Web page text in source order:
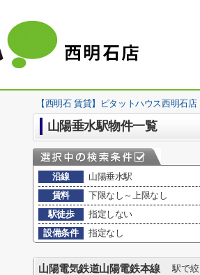
【西明石 賃貸】ピタットハウス西明石店
山陽垂水駅物件一覧
沿線
山陽垂水駅
賃料
下限なし～上限なし
駅徒歩
指定しない
設備条件
指定なし
山陽電気鉄道山陽電鉄本線 駅で絞